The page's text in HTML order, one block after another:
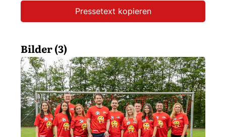
Pressetext kopieren
Bilder (3)